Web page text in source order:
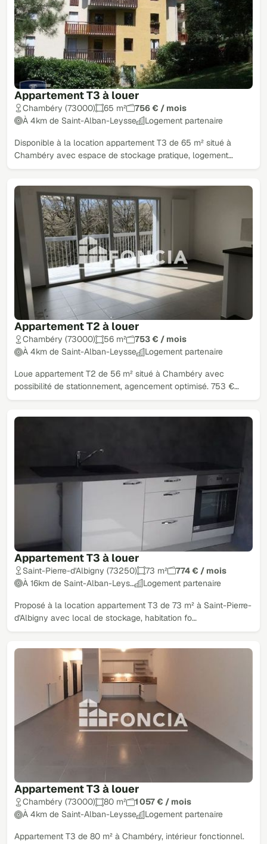
Appartement T3 à louer
Chambéry (73000) 65 m²
756 € / mois
À 4km de Saint-Alban-Leysse
Logement partenaire
Disponible à la location appartement T3 de 65 m² situé à
Chambéry avec espace de stockage pratique, logement…
Appartement T2 à louer
Chambéry (73000) 56 m²
753 € / mois
À 4km de Saint-Alban-Leysse
Logement partenaire
Loue appartement T2 de 56 m² situé à Chambéry avec
possibilité de stationnement, agencement optimisé. 753 €…
Appartement T3 à louer
Saint-Pierre-d'Albigny (73250) 73 m²
774 € / mois
À 16km de Saint-Alban-Leys…
Logement partenaire
Proposé à la location appartement T3 de 73 m² à Saint-Pierre-
d'Albigny avec local de stockage, habitation fo…
Appartement T3 à louer
Chambéry (73000) 80 m²
1 057 € / mois
À 4km de Saint-Alban-Leysse
Logement partenaire
Appartement T3 de 80 m² à Chambéry, intérieur fonctionnel.